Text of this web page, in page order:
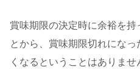
賞味期限の決定時に余裕を
とから、賞味期限切れにな
くなるということはありませ